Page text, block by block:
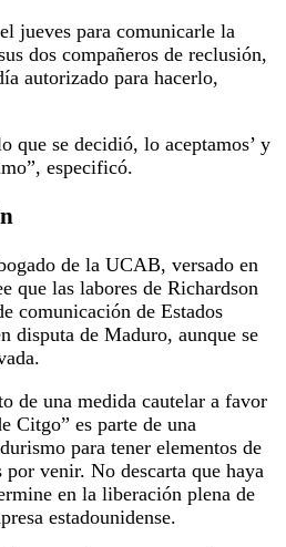
jueves para comunicarle la
dos compañeros de reclusión,
autorizado para hacerlo,
que se decidió, lo aceptamos’ y
especificó.
de la UCAB, versado en
que las labores de Richardson
comunicación de Estados
disputa de Maduro, aunque se
de una medida cautelar a favor
Citgo” es parte de una
para tener elementos de
por venir. No descarta que haya
en la liberación plena de
estadounidense.